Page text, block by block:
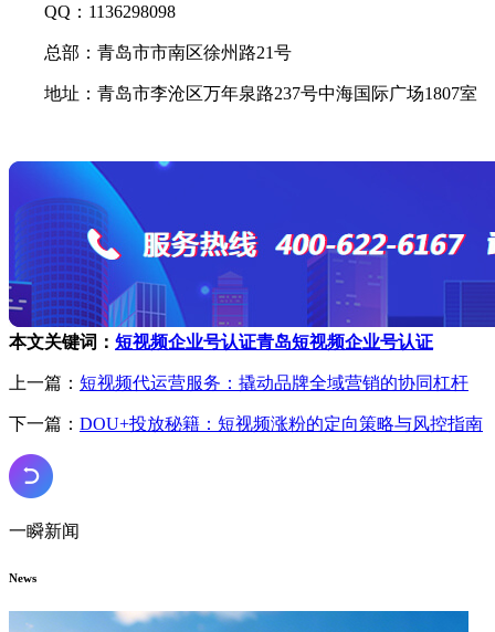
QQ：1136298098
总部：青岛市市南区徐州路21号
地址：青岛市李沧区万年泉路237号中海国际广场1807室
本文关键词： 短视频企业号认证青岛短视频企业号认证
上一篇： 短视频代运营服务：撬动品牌全域营销的协同杠杆
下一篇： DOU+投放秘籍：短视频涨粉的定向策略与风控指南
一瞬新闻
News